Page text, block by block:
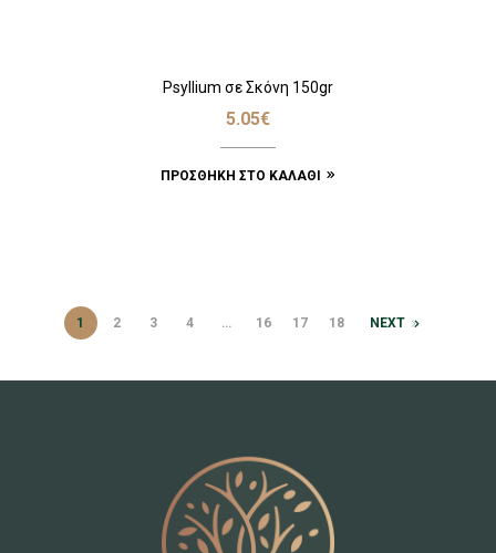
Psyllium σε Σκόνη 150gr
5.05€
ΠΡΟΣΘΉΚΗ ΣΤΟ ΚΑΛΆΘΙ
1 2 3 4 … 16 17 18 NEXT